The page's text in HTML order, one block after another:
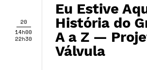
20
14h00
22h30
Eu Estive
História do
A a Z —
Válvula